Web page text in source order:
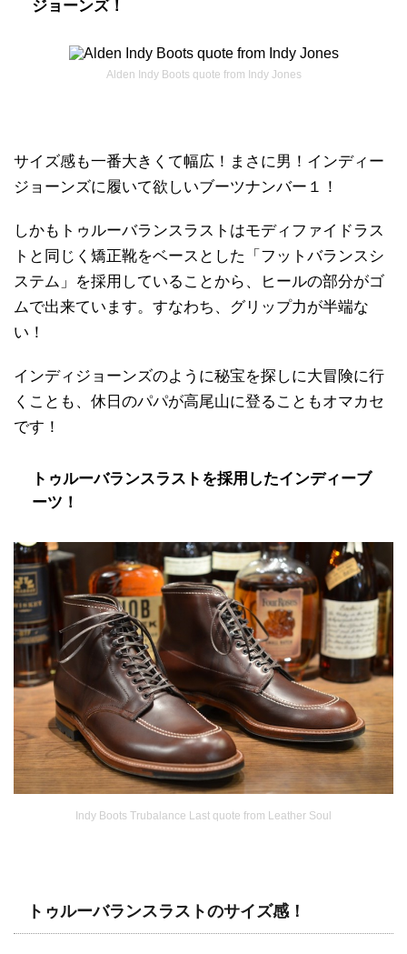
ジョーンズ！
Alden Indy Boots quote from Indy Jones
サイズ感も一番大きくて幅広！まさに男！インディー
ジョーンズに履いて欲しいブーツナンバー１！
しかもトゥルーバランスラストはモディファイドラス
トと同じく矯正靴をベースとした「フットバランスシ
ステム」を採用していることから、ヒールの部分がゴ
ムで出来ています。すなわち、グリップ力が半端な
い！
インディジョーンズのように秘宝を探しに大冒険に行
くことも、休日のパパが高尾山に登ることもオマカセ
です！
トゥルーバランスラストを採用したインディーブ
ーツ！
Indy Boots Trubalance Last quote from Leather Soul
トゥルーバランスラストのサイズ感！